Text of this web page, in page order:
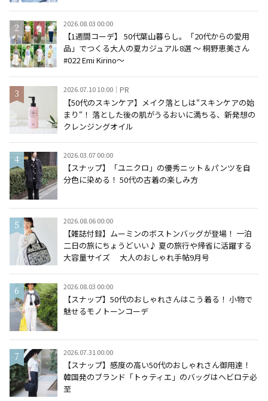
2026.08.03 00:00
【1週間コーデ】 50代葉山暮らし。「20代からの愛用
品」でつくる大人の夏カジュアル8選 ～ 桐野恵美さん
#022 Emi Kirino～
2026.07.10 10:00 PR
【50代のスキンケア】メイク落としは“スキンケアの始
まり“！ 落とした後の肌がうるおいに満ちる、新発想の
クレンジングオイル
2026.03.07 00:00
【スナップ】「ユニクロ」の優秀ニット＆パンツを自
分色に染める！ 50代の古着の楽しみ方
2026.08.06 00:00
【雑誌付録】ムーミンのボストンバッグが登場！ 一泊
二日の旅にちょうどいい♪ 夏の旅行や帰省に活躍する
大容量サイズ 大人のおしゃれ手帖9月号
2026.08.03 00:00
【スナップ】50代のおしゃれさんはこう着る！ 小物で
魅せるモノトーンコーデ
2026.07.31 00:00
【スナップ】感度の高い50代のおしゃれさん御用達！
韓国発のブランド「トゥティエ」のバッグはヘビロテ必
至